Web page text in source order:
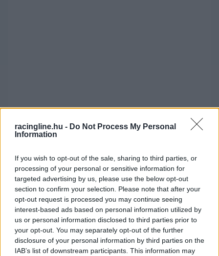
racingline.hu - Do Not Process My Personal
Information
If you wish to opt-out of the sale, sharing to third parties, or
processing of your personal or sensitive information for
targeted advertising by us, please use the below opt-out
section to confirm your selection. Please note that after your
opt-out request is processed you may continue seeing
interest-based ads based on personal information utilized by
us or personal information disclosed to third parties prior to
your opt-out. You may separately opt-out of the further
disclosure of your personal information by third parties on the
IAB’s list of downstream participants. This information may
„Szeretnénk, ha minél több időt töltene el az
szabadedzést Ugyanakkor ez extra szuperlicensz
pontokat is ad neki, ami sosem árt.”
De ha a Sargeant dolog nem sikerülne,
Capitónak van egy tartalék terve is:
„Lesznek más pilóták, akiknek nem lesz